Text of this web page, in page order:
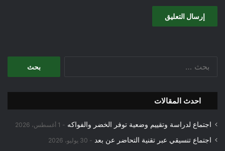
احدث المقالات
اجتماع لدراسة وتقييم وضعية توفر الخضر والفواكه 1 أغسطس، 2026
اجتماع تنسيقي عبر تقنية التحاضر عن بعد 30 يوليو، 2026